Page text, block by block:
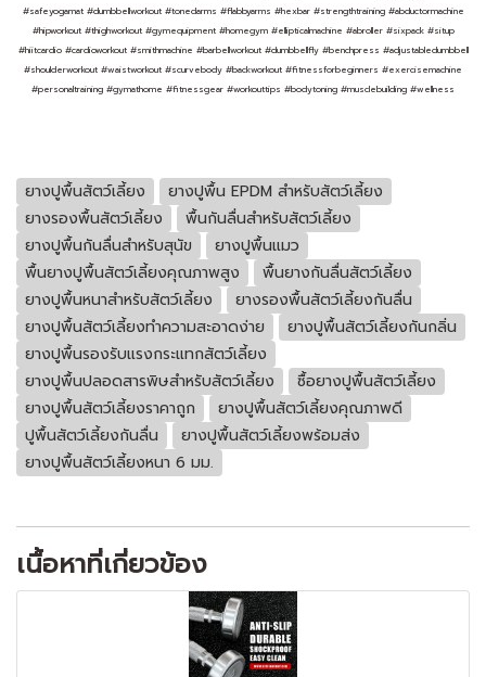
#safeyogamat #dumbbellworkout #tonedarms #flabbyarms #hexbar #strengthtraining #abductormachine
#hipworkout #thighworkout #gymequipment #homegym #ellipticalmachine #abroller #sixpack #situp
#hiitcardio #cardioworkout #smithmachine #barbellworkout #dumbbellfly #benchpress #adjustabledumbbell
#shoulderworkout #waistworkout #scurvebody #backworkout #fitnessforbeginners #exercisemachine
#personaltraining #gymathome #fitnessgear #workouttips #bodytoning #musclebuilding #wellness
ยางปูพื้นสัตว์เลี้ยง
ยางปูพื้น EPDM สำหรับสัตว์เลี้ยง
ยางรองพื้นสัตว์เลี้ยง
พื้นกันลื่นสำหรับสัตว์เลี้ยง
ยางปูพื้นกันลื่นสำหรับสุนัข
ยางปูพื้นแมว
พื้นยางปูพื้นสัตว์เลี้ยงคุณภาพสูง
พื้นยางกันลื่นสัตว์เลี้ยง
ยางปูพื้นหนาสำหรับสัตว์เลี้ยง
ยางรองพื้นสัตว์เลี้ยงกันลื่น
ยางปูพื้นสัตว์เลี้ยงทำความสะอาดง่าย
ยางปูพื้นสัตว์เลี้ยงกันกลิ่น
ยางปูพื้นรองรับแรงกระแทกสัตว์เลี้ยง
ยางปูพื้นปลอดสารพิษสำหรับสัตว์เลี้ยง
ซื้อยางปูพื้นสัตว์เลี้ยง
ยางปูพื้นสัตว์เลี้ยงราคาถูก
ยางปูพื้นสัตว์เลี้ยงคุณภาพดี
ปูพื้นสัตว์เลี้ยงกันลื่น
ยางปูพื้นสัตว์เลี้ยงพร้อมส่ง
ยางปูพื้นสัตว์เลี้ยงหนา 6 มม.
เนื้อหาที่เกี่ยวข้อง